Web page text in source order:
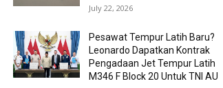
July 22, 2026
Pesawat Tempur Latih Baru?
Leonardo Dapatkan Kontrak
Pengadaan Jet Tempur Latih
M346 F Block 20 Untuk TNI AU